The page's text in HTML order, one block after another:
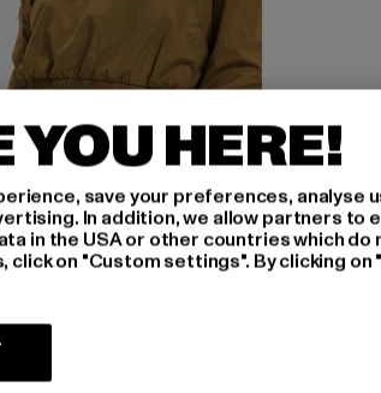
Crinkle Nylon Pull Over
DKK
YOU HERE!
save your preferences, analyse
In addition, we allow partners to
in the USA or other countries which do
on "Custom settings". By clicking